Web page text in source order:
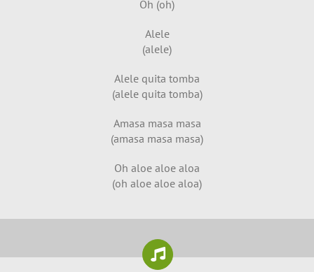
Oh (oh)
Alele
(alele)
Alele quita tomba
(alele quita tomba)
Amasa masa masa
(amasa masa masa)
Oh aloe aloe aloa
(oh aloe aloe aloa)